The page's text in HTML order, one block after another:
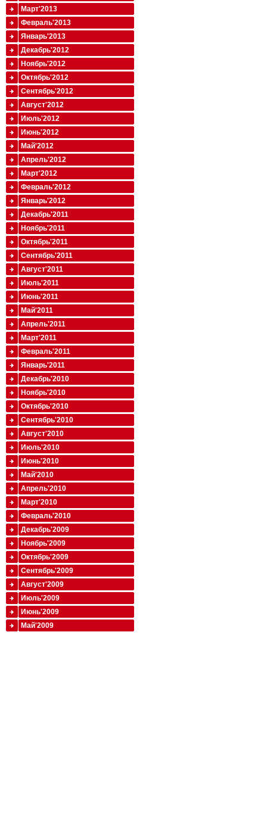
Март'2013
Февраль'2013
Январь'2013
Декабрь'2012
Ноябрь'2012
Октябрь'2012
Сентябрь'2012
Август'2012
Июль'2012
Июнь'2012
Май'2012
Апрель'2012
Март'2012
Февраль'2012
Январь'2012
Декабрь'2011
Ноябрь'2011
Октябрь'2011
Сентябрь'2011
Август'2011
Июль'2011
Июнь'2011
Май'2011
Апрель'2011
Март'2011
Февраль'2011
Январь'2011
Декабрь'2010
Ноябрь'2010
Октябрь'2010
Сентябрь'2010
Август'2010
Июль'2010
Июнь'2010
Май'2010
Апрель'2010
Март'2010
Февраль'2010
Декабрь'2009
Ноябрь'2009
Октябрь'2009
Сентябрь'2009
Август'2009
Июль'2009
Июнь'2009
Май'2009